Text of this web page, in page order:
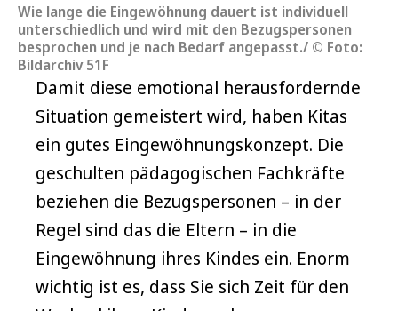
Wie lange die Eingewöhnung dauert ist individuell
unterschiedlich und wird mit den Bezugspersonen
besprochen und je nach Bedarf angepasst./ © Foto:
Bildarchiv 51F
Damit diese emotional herausfordernde
Situation gemeistert wird, haben Kitas
ein gutes Eingewöhnungskonzept. Die
geschulten pädagogischen Fachkräfte
beziehen die Bezugspersonen – in der
Regel sind das die Eltern – in die
Eingewöhnung ihres Kindes ein. Enorm
wichtig ist es, dass Sie sich Zeit für den